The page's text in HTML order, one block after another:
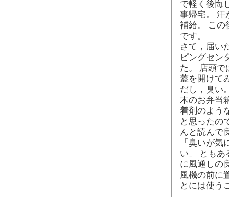
で軽く後悔
事帰宅。 汗
補給。 この
です。
さて，届い
ピングセン
た。 店頭で
蓋を開けて
だし，臭い
木のお弁当
着剤のよう
と思ったの
んと読んで
「臭いが
い」 ともあ
に風通しの
風機の前に
とには使う